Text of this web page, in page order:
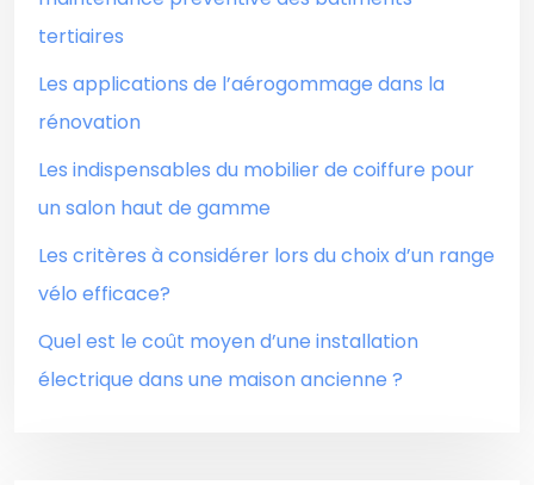
tertiaires
Les applications de l’aérogommage dans la
rénovation
Les indispensables du mobilier de coiffure pour
un salon haut de gamme
Les critères à considérer lors du choix d’un range
vélo efficace?
Quel est le coût moyen d’une installation
électrique dans une maison ancienne ?